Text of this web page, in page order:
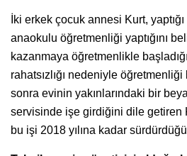
İki erkek çocuk annesi Kurt, yaptığı
anaokulu öğretmenliği yaptığını
kazanmaya öğretmenlikle
rahatsızlığı nedeniyle öğretmenliği
sonra evinin yakınlarındaki bir
servisinde işe girdiğini dile getiren
bu işi 2018 yılına kadar